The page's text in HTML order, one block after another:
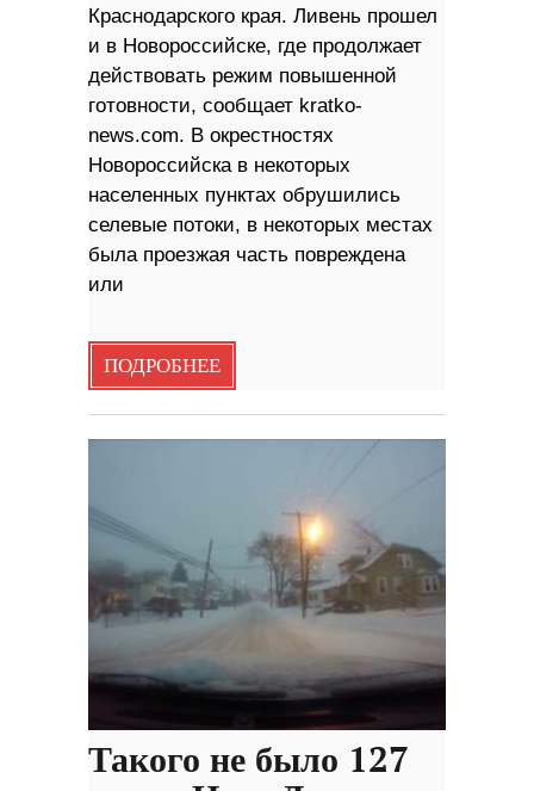
Краснодарского края. Ливень прошел
и в Новороссийске, где продолжает
действовать режим повышенной
готовности, сообщает kratko-
news.com. В окрестностях
Новороссийска в некоторых
населенных пунктах обрушились
селевые потоки, в некоторых местах
была проезжая часть повреждена
или
ПОДРОБНЕЕ
Такого не было 127